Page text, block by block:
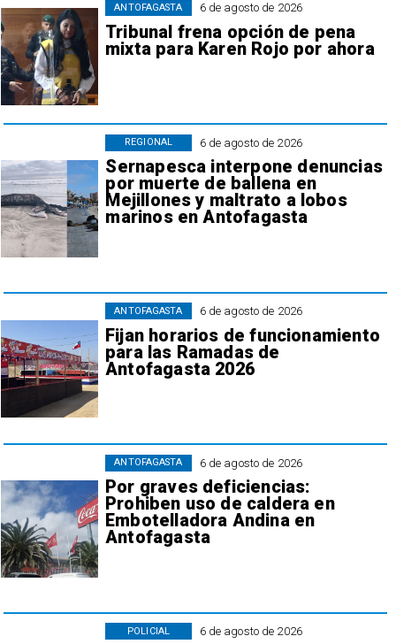
6 de agosto de 2026
Tribunal frena opción de pena
mixta para Karen Rojo por ahora
ANTOFAGASTA
6 de agosto de 2026
Sernapesca interpone denuncias
por muerte de ballena en
Mejillones y maltrato a lobos
marinos en Antofagasta
REGIONAL
6 de agosto de 2026
Fijan horarios de funcionamiento
para las Ramadas de
Antofagasta 2026
ANTOFAGASTA
6 de agosto de 2026
Por graves deficiencias:
Prohiben uso de caldera en
Embotelladora Andina en
Antofagasta
ANTOFAGASTA
6 de agosto de 2026
POLICIAL